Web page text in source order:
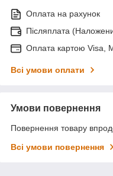
Оплата на рахунок
Післяплата
Оплата картою Visa,
Всі умови оплати
Умови повернення
Повернення товару
Всі умови повернення